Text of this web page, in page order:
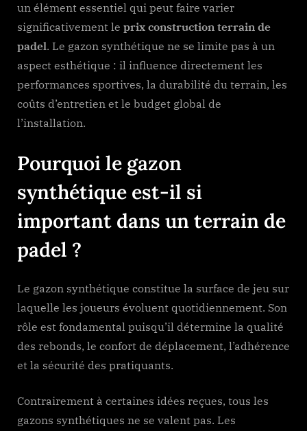
un élément essentiel qui peut faire varier
significativement le prix construction terrain de
padel. Le gazon synthétique ne se limite pas à un
aspect esthétique : il influence directement les
performances sportives, la durabilité du terrain, les
coûts d’entretien et le budget global de
l’installation.
Pourquoi le gazon
synthétique est-il si
important dans un terrain de
padel ?
Le gazon synthétique constitue la surface de jeu sur
laquelle les joueurs évoluent quotidiennement. Son
rôle est fondamental puisqu’il détermine la qualité
des rebonds, le confort de déplacement, l’adhérence
et la sécurité des pratiquants.
Contrairement à certaines idées reçues, tous les
gazons synthétiques ne se valent pas. Les